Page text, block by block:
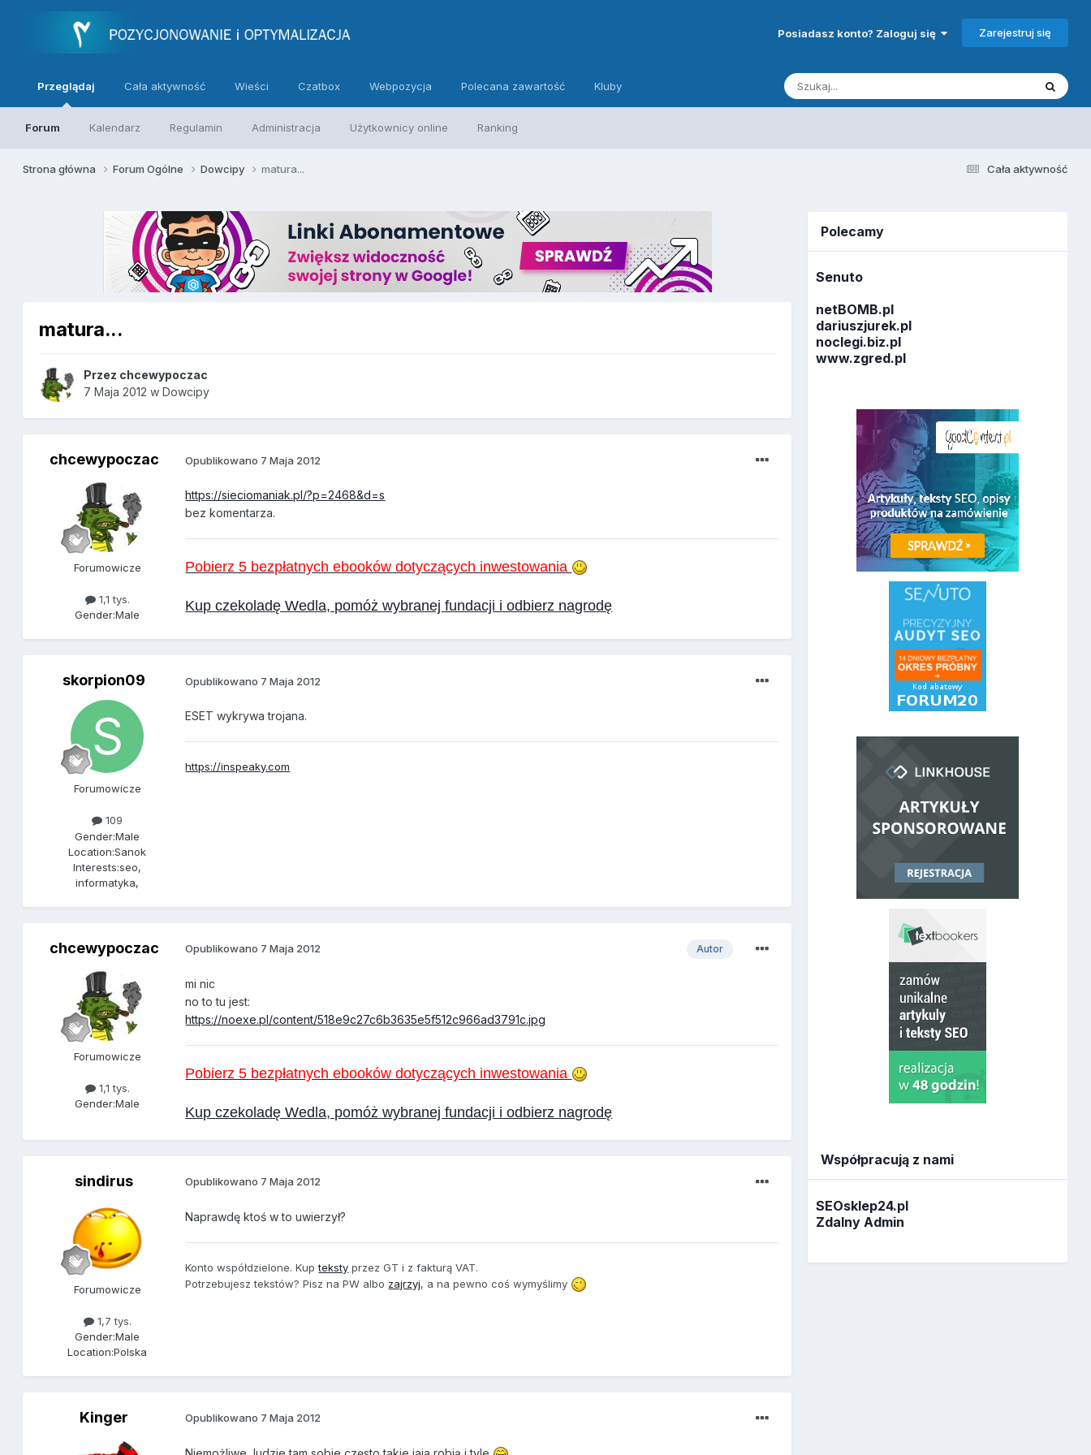
Posiadasz konto? Zaloguj się Zarejestruj się
Przeglądaj
Forum Kalendarz Regulamin Administracja Użytkownicy online Ranking
Cała aktywność Wieści Czatbox Webpozycja Polecana zawartość Kluby
Cała aktywność
Strona główna Forum Ogólne Dowcipy matura...
matura...
Przez chcewypoczac
7 Maja 2012 wDowcipy
chcewypoczac
Forumowicze
1,1 tys.
Gender:Male
Opublikowano 7 Maja 2012
https://sieciomaniak.pl/?p=2468&d=s
bez komentarza.
Pobierz 5 bezpłatnych ebooków dotyczących inwestowania
Kup czekoladę Wedla, pomóż wybranej fundacji i odbierz nagrodę
skorpion09
Forumowicze
109
Gender:Male
Location:Sanok
Interests:seo,
informatyka,
Opublikowano 7 Maja 2012
ESET wykrywa trojana.
https://inspeaky.com
chcewypoczac
Forumowicze
1,1 tys.
Gender:Male
Autor
Opublikowano 7 Maja 2012
mi nic
no to tu jest:
https://noexe.pl/content/518e9c27c6b3635e5f512c966ad3791c.jpg
Pobierz 5 bezpłatnych ebooków dotyczących inwestowania
Kup czekoladę Wedla, pomóż wybranej fundacji i odbierz nagrodę
sindirus
Forumowicze
1,7 tys.
Gender:Male
Location:Polska
Opublikowano 7 Maja 2012
Naprawdę ktoś w to uwierzył?
Konto współdzielone. Kupteksty przez GT i z fakturą VAT.
Potrzebujesz tekstów? Pisz na PW albo zajrzyj, a na pewno coś wymyślimy
Kinger Opublikowano 7 Maja 2012
Polecamy
Senuto
netBOMB.pl
dariuszjurek.pl
noclegi.biz.pl
www.zgred.pl
Współpracują z nami
SEOsklep24.pl
Zdalny Admin